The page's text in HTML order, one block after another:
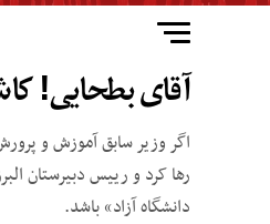
آقای بطحایی!
اگر وزیر سابق آموزش و
رها کرد و رییس دبیرستان
دانشگاه آزاد» باشد.